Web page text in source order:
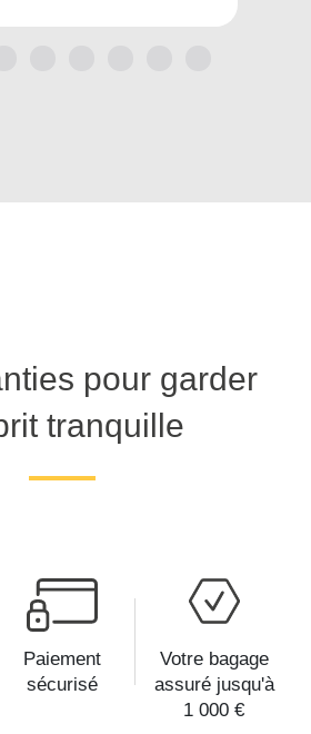
pour garder
tranquille
Paiement
sécurisé
Votre bagage
assuré jusqu'à
1 000 €